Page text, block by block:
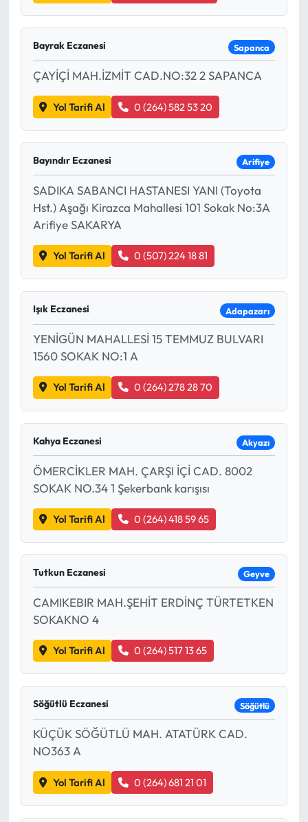
Bayrak Eczanesi Sapanca
ÇAYİÇİ MAH.İZMİT CAD.NO:32 2 SAPANCA
Yol Tarifi Al 0 (264) 582 53 20
Bayındır Eczanesi Arifiye
SADIKA SABANCI HASTANESI YANI (Toyota
Hst.) Aşağı Kirazca Mahallesi 101 Sokak No:3A
Arifiye SAKARYA
Yol Tarifi Al 0 (507) 224 18 81
Işık Eczanesi Adapazarı
YENİGÜN MAHALLESİ 15 TEMMUZ BULVARI
1560 SOKAK NO:1 A
Yol Tarifi Al 0 (264) 278 28 70
Kahya Eczanesi Akyazı
ÖMERCİKLER MAH. ÇARŞI İÇİ CAD. 8002
SOKAK NO.34 1 Şekerbank karışısı
Yol Tarifi Al 0 (264) 418 59 65
Tutkun Eczanesi Geyve
CAMIKEBIR MAH.ŞEHİT ERDİNÇ TÜRTETKEN
SOKAKNO 4
Yol Tarifi Al 0 (264) 517 13 65
Söğütlü Eczanesi Söğütlü
KÜÇÜK SÖĞÜTLÜ MAH. ATATÜRK CAD.
NO363 A
Yol Tarifi Al 0 (264) 681 21 01